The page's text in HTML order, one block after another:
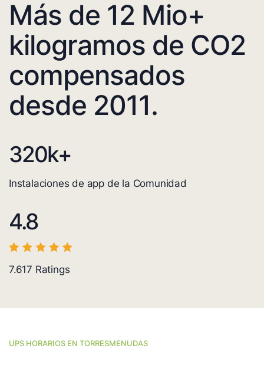
Más de 12 Mio+
kilogramos de CO2
compensados
desde 2011.
320k+
Instalaciones de app de la Comunidad
4.8
7.617 Ratings
UPS HORARIOS EN TORRESMENUDAS